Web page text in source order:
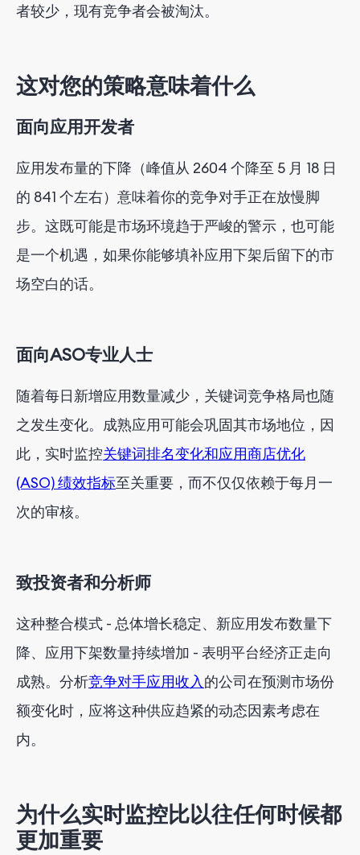
者较少，现有竞争者会被淘汰。
这对您的策略意味着什么
面向应用开发者
应用发布量的下降（峰值从 2604 个降至 5 月 18 日
的 841 个左右）意味着你的竞争对手正在放慢脚
步。这既可能是市场环境趋于严峻的警示，也可能
是一个机遇，如果你能够填补应用下架后留下的市
场空白的话。
面向ASO专业人士
随着每日新增应用数量减少，关键词竞争格局也随
之发生变化。成熟应用可能会巩固其市场地位，因
此，实时监控关键词排名变化和应用商店优化
(ASO) 绩效指标至关重要，而不仅仅依赖于每月一
次的审核。
致投资者和分析师
这种整合模式 - 总体增长稳定、新应用发布数量下
降、应用下架数量持续增加 - 表明平台经济正走向
成熟。分析竞争对手应用收入的公司在预测市场份
额变化时，应将这种供应趋紧的动态因素考虑在
内。
为什么实时监控比以往任何时候都
更加重要